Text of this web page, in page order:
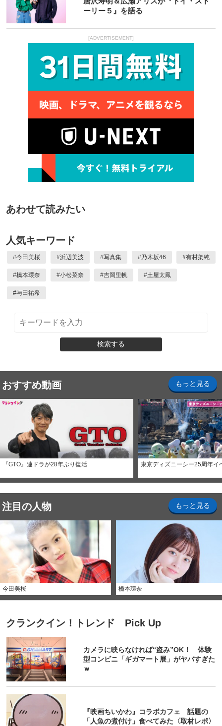
ーリー５』を語る
[ADVERTISEMENT]
あわせて読みたい
人気キーワード
#今田美桜 #浜辺美波 #写真集 #乃木坂46 #有村架純
#橋本環奈 #小松菜奈 #吉岡里帆 #土屋太鳳
#与田祐希
検索する
おすすめ動画 もっと見る
『GTO』連ドラが28年ぶり復活 東京ディズニーシー25周年イ
注目の人物 もっと見る
今田美桜 橋本環奈
クランクイン！トレンド Pick Up
カメラに映らなければ“盗み”OK！ 体験
型コンビニ「ギガマート展」がヤバすぎた
ｗ
『映画ちいかわ』コラボカフェ 話題の
「人魚の煮付け」食べてみた〈取材レポ〉